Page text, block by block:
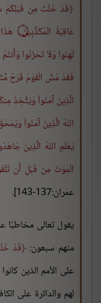
قَدْ خَلَتْ مِن قَبْلِكُمْ
عَاقِبَةُ الْمُكَذَّبِينَ۝
فَقَدْ مَسَّ الْقَوْمَ قَرْحٌ
الْمَوْتَ مِن قَبْلِ أَن
عمران:137-143].
يقول تعالى مخاطبًا
منهم سبعون: قَدْ
على الأمم الذين
لهم والدائرة على